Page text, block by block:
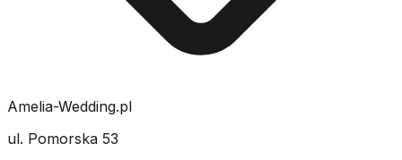
Amelia-Wedding.pl
ul. Pomorska 53